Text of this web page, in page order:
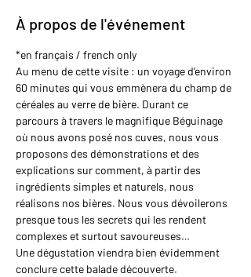
À propos de l'événement
*en français / french only
Au menu de cette visite : un voyage d’environ
60 minutes qui vous emmènera du champ de
céréales au verre de bière. Durant ce
parcours à travers le magnifique Béguinage
où nous avons posé nos cuves, nous vous
proposons des démonstrations et des
explications sur comment, à partir des
ingrédients simples et naturels, nous
réalisons nos bières. Nous vous dévoilerons
presque tous les secrets qui les rendent
complexes et surtout savoureuses…
Une dégustation viendra bien évidemment
conclure cette balade découverte.